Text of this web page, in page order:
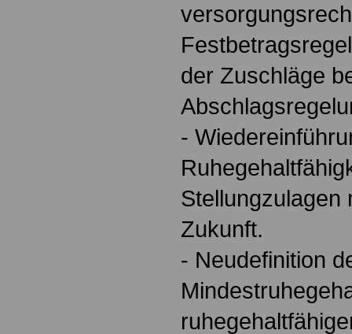
der Zuschläge
-
Stellungzulagen
Zukunft.
- Neudefinition